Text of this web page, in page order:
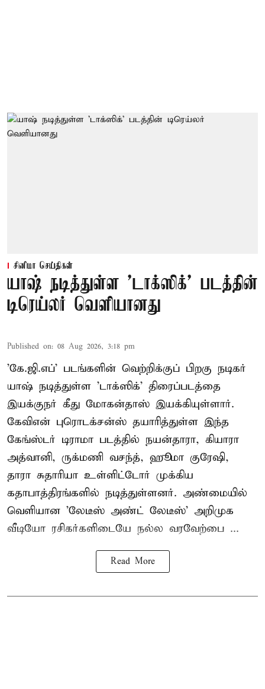
சினிமா செய்திகள்
யாஷ் நடித்துள்ள 'டாக்‌ஸிக்' படத்தின்
டிரெய்லர் வெளியானது
Published on: 08 Aug 2026, 3:18 pm
'கே.ஜி.எப்' படங்களின் வெற்றிக்குப் பிறகு நடிகர்
யாஷ் நடித்துள்ள 'டாக்ஸிக்' திரைப்படத்தை
இயக்குநர் கீது மோகன்தாஸ் இயக்கியுள்ளார்.
கேவிஎன் புரொடக்சன்ஸ் தயாரித்துள்ள இந்த
கேங்ஸ்டர் டிராமா படத்தில் நயன்தாரா, கியாரா
அத்வானி, ருக்மணி வசந்த், ஹூமா குரேஷி,
தாரா சுதாரியா உள்ளிட்டோர் முக்கிய
கதாபாத்திரங்களில் நடித்துள்ளனர். அண்மையில்
வெளியான 'லேடீஸ் அண்ட் லேடீஸ்' அறிமுக
வீடியோ ரசிகர்களிடையே நல்ல வரவேற்பை ...
Read More